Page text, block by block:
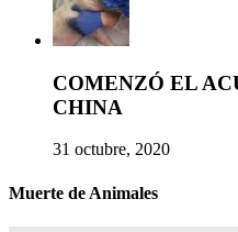
COMENZÓ EL
CHINA
31 octubre, 2020
Muerte de Animales